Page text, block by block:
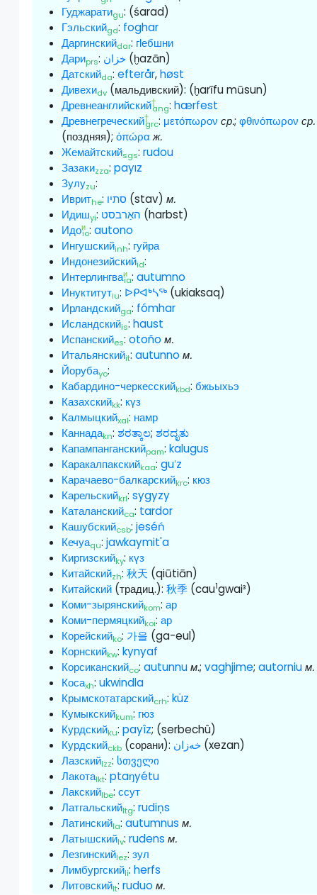
Гуджаратиgu: (śarad)
Гэльскийgd: foghar
Даргинскийdar: гӏебшни
Дариprs: خزان (ḫazān)
Датскийda:efterår,høst
Дивехиdv (мальдивский): (ḫarīfu mūsun)
Древнеанглийский†
ang:hærfest
Древнегреческий†
grc: μετόπωρον ср.;φθινόπωρον ср.
(поздняя);ὀπώρα ж.
Жемайтскийsgs:rudou
Зазакиzza:payız
Зулуzu:
Ивритhe: סתיו (stav)м.
Идишyi: האַרבסט (harbst)
Идои
io:autono
Ингушскийinh: гуйра
Индонезийскийid:
Интерлингваи
ia:autumno
Инуктитутiu: ᐅᑭᐊᒃᓴᖅ (ukiaksaq)
Ирландскийga: fómhar
Исландскийis:haust
Испанскийes:otoño м.
Итальянскийit:autunno м.
Йорубаyo:
Кабардино-черкесскийkbd:бжьыхьэ
Казахскийkk: күз
Калмыцкийxal: намр
Каннадаkn:ಶರತ್ಕಾಲ;ಶರದೃತು
Капампанганскийpam:kalugus
Каракалпакскийkaa:guʻz
Карачаево-балкарскийkrc: кюз
Карельскийkrl:sygyzy
Каталанскийca: tardor
Кашубскийcsb:jeséń
Кечуаqu:jawkaymit'a
Киргизскийky: күз
Китайскийzh:秋天 (qiūtiān)
Китайский (традиц.):秋季 (cau1gwai³)
Коми-зырянскийkom:ар
Коми-пермяцкийkoi:ар
Корейскийko: 가을 (ga-eul)
Корнскийkw:kynyaf
Корсиканскийco:autunnuм.;vaghjime;autorniuм.
Косаxh:ukwindla
Крымскотатарскийcrh:küz
Кумыкскийkum: гюз
Курдскийku:payîz; (serbechû)
Курдскийckb (сорани): خەزان (xezan)
Лазскийlzz: სთველი
Лакотаlkt:ptaŋyétu
Лакскийlbe:ссут
Латгальскийltg:rudiņs
Латинскийla:autumnus м.
Латышскийlv:rudens м.
Лезгинскийlez:зул
Лимбургскийli:herfs
Литовскийlt:ruduo м.